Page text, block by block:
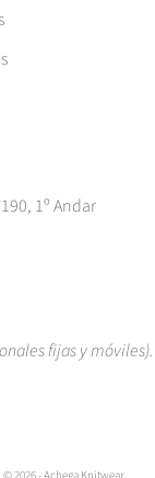
1º Andar
fijas y móviles).